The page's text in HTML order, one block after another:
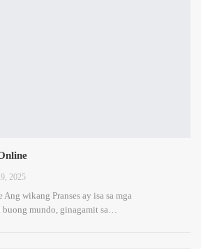
2025
Ang wikang Pranses ay isa sa mga
mundo, ginagamit sa…